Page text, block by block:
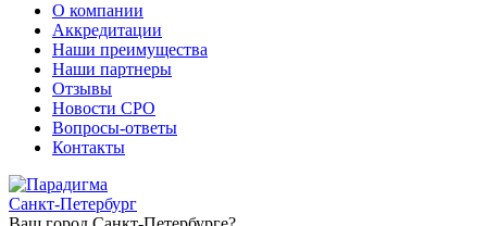
О компании
Аккредитации
Наши преимущества
Наши партнеры
Отзывы
Новости СРО
Вопросы-ответы
Контакты
Санкт-Петербург